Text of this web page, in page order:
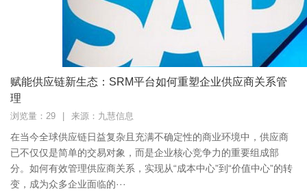
赋能供应链新生态：SRM平台如何重塑企业供应商关系管
理
浏览量：29 来源：九慧信息
在当今全球供应链日益复杂且充满不确定性的商业环境中，供应商
已不仅仅是简单的交易对象，而是企业核心竞争力的重要组成部
分。如何有效管理供应商关系，实现从“成本中心”到“价值中心”的转
变，成为众多企业面临的···